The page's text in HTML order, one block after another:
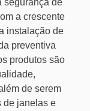
a crescente
instalação de
preventiva
produtos são
de serem
de janelas e